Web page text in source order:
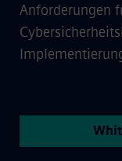
Anforderungen